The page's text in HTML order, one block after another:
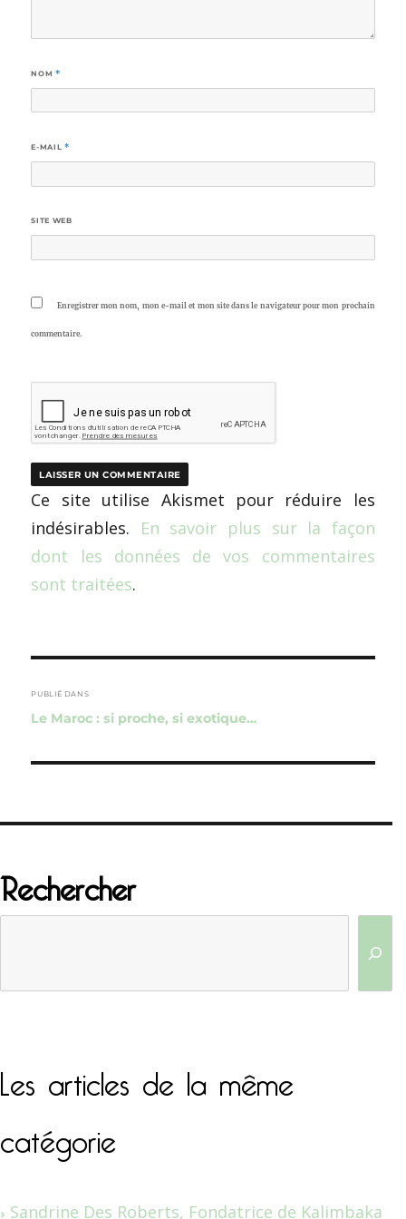
NOM *
E-MAIL *
SITE WEB
Enregistrer mon nom, mon e-mail et mon site dans le navigateur pour mon prochain
commentaire.
Ce site utilise Akismet pour réduire les
indésirables. En savoir plus sur la façon
dont les données de vos commentaires
sont traitées.
de
l’article
PUBLIÉ DANS
Le Maroc : si proche, si exotique…
Rechercher
Les articles de la même
catégorie
Sandrine Des Roberts, Fondatrice de Kalimbaka